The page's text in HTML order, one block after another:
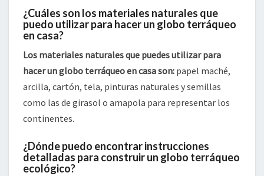
¿Cuáles son los materiales naturales que
puedo utilizar para hacer un globo terráqueo
en casa?
Los materiales naturales que puedes utilizar para
hacer un globo terráqueo en casa son: papel maché,
arcilla, cartón, tela, pinturas naturales y semillas
como las de girasol o amapola para representar los
continentes.
¿Dónde puedo encontrar instrucciones
detalladas para construir un globo terráqueo
ecológico?